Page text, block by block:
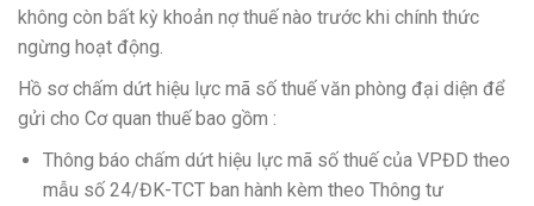
không còn bất kỳ khoản nợ thuế nào trước khi chính thức
ngừng hoạt động.
Hồ sơ chấm dứt hiệu lực mã số thuế văn phòng đại diện để
gửi cho Cơ quan thuế bao gồm :
Thông báo chấm dứt hiệu lực mã số thuế của VPĐD theo
mẫu số 24/ĐK-TCT ban hành kèm theo Thông tư